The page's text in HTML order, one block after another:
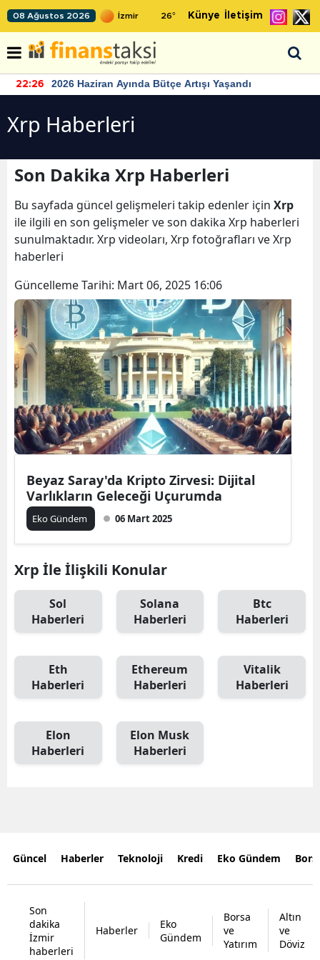
08 Ağustos 2026 26° Künye İletişim
22:26 2026 Haziran Ayında Bütçe Artışı Yaşandı
Xrp Haberleri
Son Dakika Xrp Haberleri
Bu sayfada güncel gelişmeleri takip edenler için Xrp
ile ilgili en son gelişmeler ve son dakika Xrp haberleri
sunulmaktadır. Xrp videoları, Xrp fotoğrafları ve Xrp
haberleri
Güncelleme Tarihi: Mart 06, 2025 16:06
Beyaz Saray'da Kripto Zirvesi: Dijital
Varlıkların Geleceği Uçurumda
Eko Gündem 06 Mart 2025
Xrp İle İlişkili Konular
Sol
Haberleri
Solana
Haberleri
Btc
Haberleri
Eth
Haberleri
Ethereum
Haberleri
Vitalik
Haberleri
Elon
Haberleri
Elon Musk
Haberleri
Güncel Haberler Teknoloji Kredi Eko Gündem
Son
dakika
İzmir
haberleri
Haberler
Eko
Gündem
Borsa
ve
Yatırım
Altın
ve
Döviz